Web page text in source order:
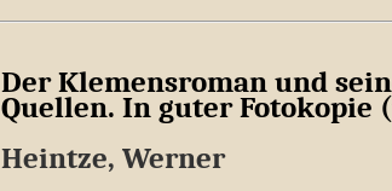
Der Klemensroman und
Quellen. In guter Fotokopie
Heintze, Werner